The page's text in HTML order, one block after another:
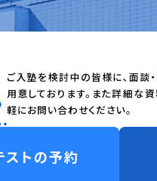
ご入塾を検討中の皆様に、面談
用意しております。また詳細な
軽にお問い合わせください。
ストの予約